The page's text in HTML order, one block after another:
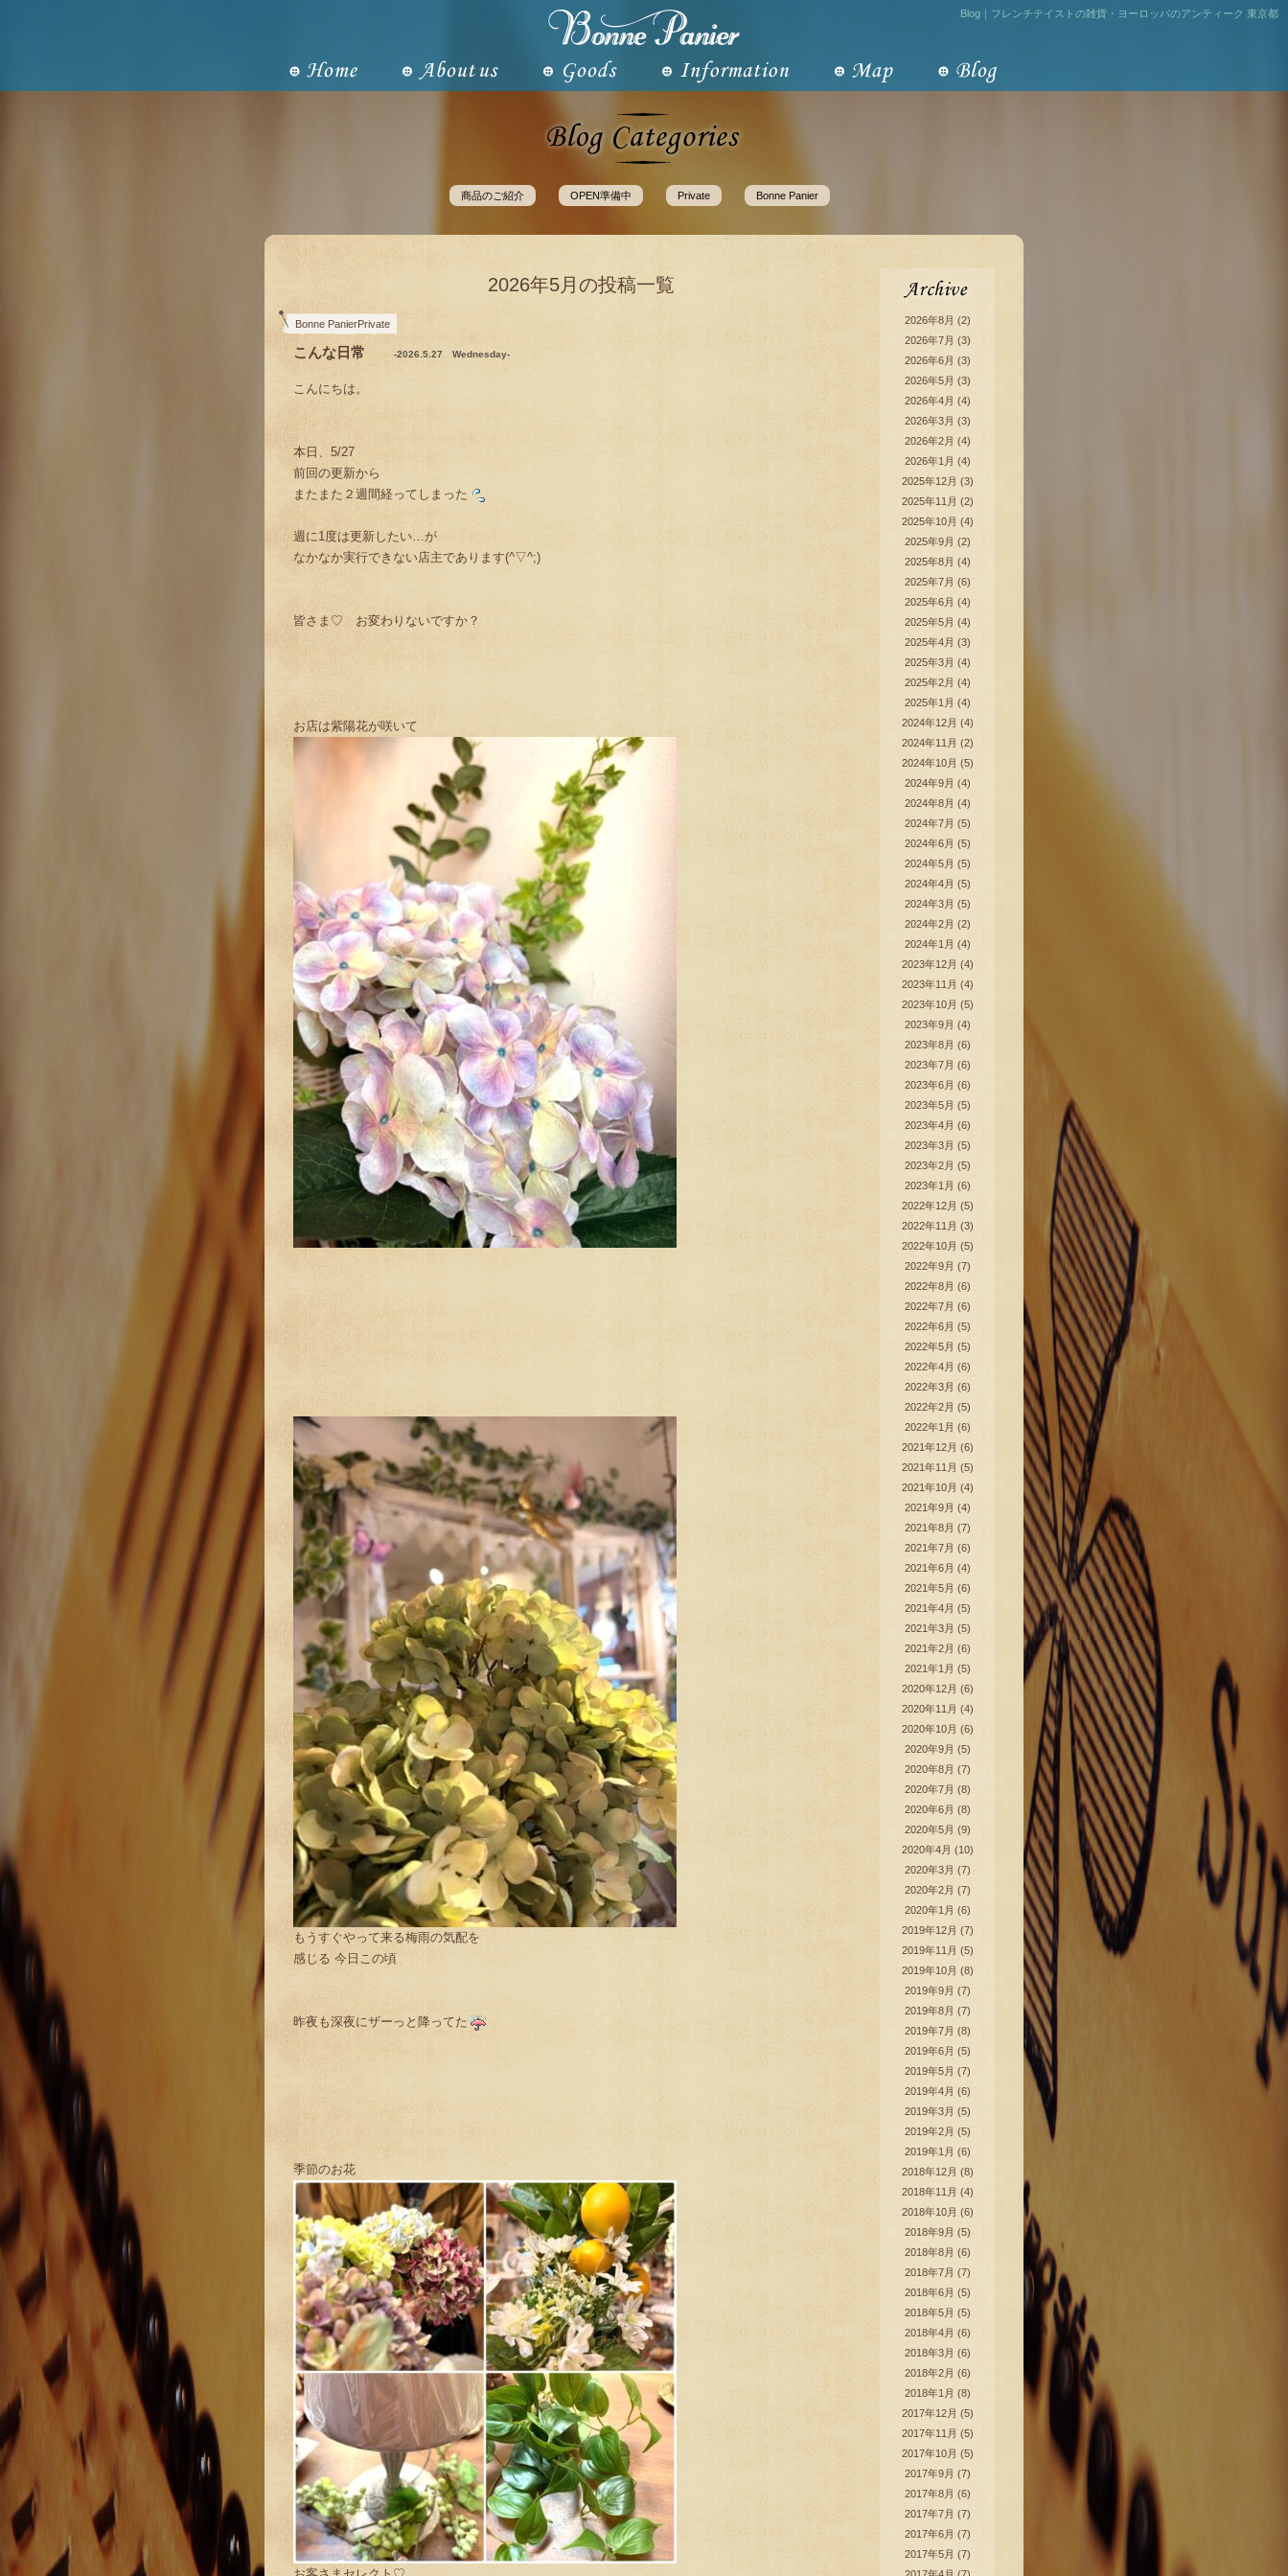
Blog｜フレンチテイストの雑貨・ヨーロッパのアンティーク 東京都
商品のご紹介 OPEN準備中 Private Bonne Panier
2026年5月の投稿一覧
Bonne PanierPrivate
こんな日常 -2026.5.27 Wednesday-
こんにちは。
本日、5/27
前回の更新から
またまた２週間経ってしまった
週に1度は更新したい…が
なかなか実行できない店主であります(^▽^;)
皆さま♡ お変わりないですか？
お店は紫陽花が咲いて
もうすぐやって来る梅雨の気配を
感じる 今日この頃
昨夜も深夜にザーっと降ってた
季節のお花
2026年8月 (2)
2026年7月 (3)
2026年6月 (3)
2026年5月 (3)
2026年4月 (4)
2026年3月 (3)
2026年2月 (4)
2026年1月 (4)
2025年12月 (3)
2025年11月 (2)
2025年10月 (4)
2025年9月 (2)
2025年8月 (4)
2025年7月 (6)
2025年6月 (4)
2025年5月 (4)
2025年4月 (3)
2025年3月 (4)
2025年2月 (4)
2025年1月 (4)
2024年12月 (4)
2024年11月 (2)
2024年10月 (5)
2024年9月 (4)
2024年8月 (4)
2024年7月 (5)
2024年6月 (5)
2024年5月 (5)
2024年4月 (5)
2024年3月 (5)
2024年2月 (2)
2024年1月 (4)
2023年12月 (4)
2023年11月 (4)
2023年10月 (5)
2023年9月 (4)
2023年8月 (6)
2023年7月 (6)
2023年6月 (6)
2023年5月 (5)
2023年4月 (6)
2023年3月 (5)
2023年2月 (5)
2023年1月 (6)
2022年12月 (5)
2022年11月 (3)
2022年10月 (5)
2022年9月 (7)
2022年8月 (6)
2022年7月 (6)
2022年6月 (5)
2022年5月 (5)
2022年4月 (6)
2022年3月 (6)
2022年2月 (5)
2022年1月 (6)
2021年12月 (6)
2021年11月 (5)
2021年10月 (4)
2021年9月 (4)
2021年8月 (7)
2021年7月 (6)
2021年6月 (4)
2021年5月 (6)
2021年4月 (5)
2021年3月 (5)
2021年2月 (6)
2021年1月 (5)
2020年12月 (6)
2020年11月 (4)
2020年10月 (6)
2020年9月 (5)
2020年8月 (7)
2020年7月 (8)
2020年6月 (8)
2020年5月 (9)
2020年4月 (10)
2020年3月 (7)
2020年2月 (7)
2020年1月 (6)
2019年12月 (7)
2019年11月 (5)
2019年10月 (8)
2019年9月 (7)
2019年8月 (7)
2019年7月 (8)
2019年6月 (5)
2019年5月 (7)
2019年4月 (6)
2019年3月 (5)
2019年2月 (5)
2019年1月 (6)
2018年12月 (8)
2018年11月 (4)
2018年10月 (6)
2018年9月 (5)
2018年8月 (6)
2018年7月 (7)
2018年6月 (5)
2018年5月 (5)
2018年4月 (6)
2018年3月 (6)
2018年2月 (6)
2018年1月 (8)
2017年12月 (5)
2017年11月 (5)
2017年10月 (5)
2017年9月 (7)
2017年8月 (6)
2017年7月 (7)
2017年6月 (7)
2017年5月 (7)